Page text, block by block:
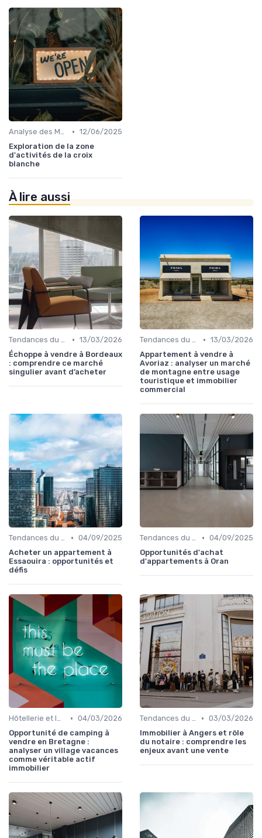
Analyse des Marchés Locaux et Globaux • 12/06/2025
Exploration de la zone
d'activités de la croix
blanche
À lire aussi
Tendances du Marché Immobilier Commercial • 13/03/2026
Échoppe à vendre à Bordeaux
: comprendre ce marché
singulier avant d’acheter
Tendances du Marché Immobilier Commercial • 13/03/2026
Appartement à vendre à
Avoriaz : analyser un marché
de montagne entre usage
touristique et immobilier
commercial
Tendances du Marché Immobilier Commercial • 04/09/2025
Acheter un appartement à
Essaouira : opportunités et
défis
Tendances du Marché Immobilier Commercial • 04/09/2025
Opportunités d'achat
d'appartements à Oran
Hôtellerie et Immobilier de Loisirs • 04/03/2026
Opportunité de camping à
vendre en Bretagne :
analyser un village vacances
comme véritable actif
immobilier
Tendances du Marché Immobilier Commercial • 03/03/2026
Immobilier à Angers et rôle
du notaire : comprendre les
enjeux avant une vente